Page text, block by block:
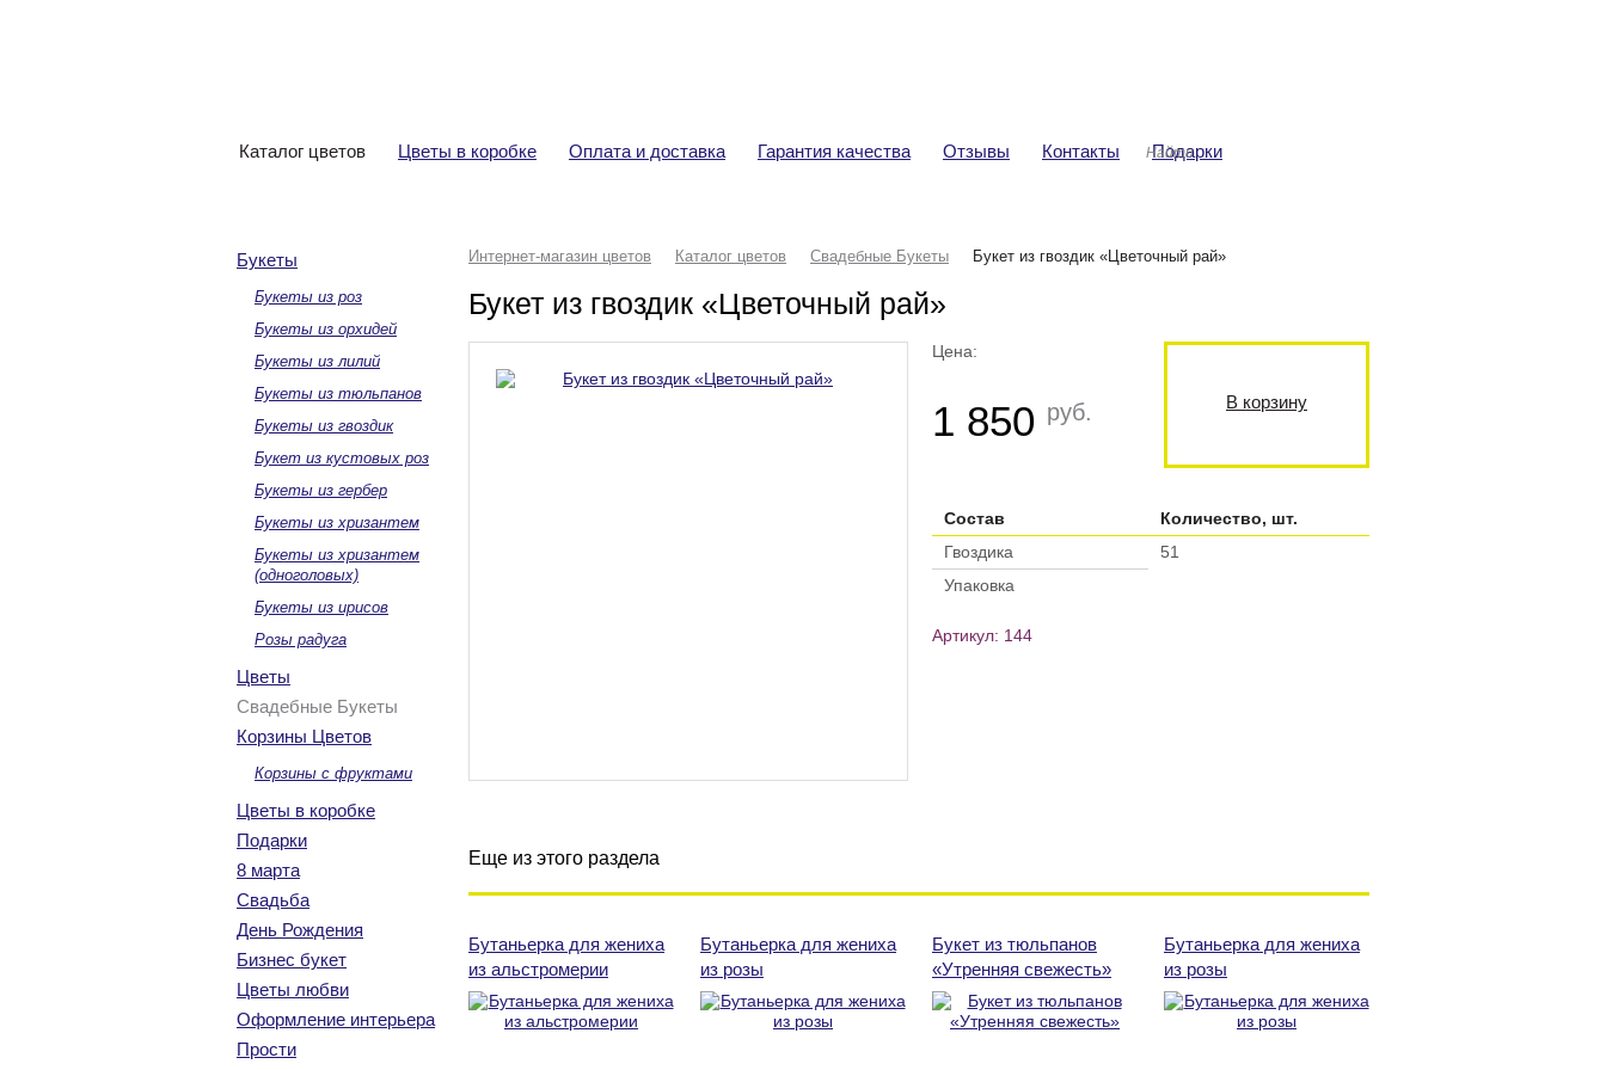
Букеты
Букеты из роз
Букеты из орхидей
Букеты из лилий
Букеты из тюльпанов
Букеты из гвоздик
Букет из кустовых роз
Букеты из гербер
Букеты из хризантем
Букеты из хризантем
(одноголовых)
Букеты из ирисов
Розы радуга
Цветы
Свадебные Букеты
Корзины Цветов
Корзины с фруктами
Цветы в коробке
Подарки
8 марта
Свадьба
День Рождения
Бизнес букет
Цветы любви
Оформление интерьера
Прости
Интернет-магазин цветов Каталог цветов Свадебные Букеты Букет из гвоздик «Цветочный рай»
Букет из гвоздик «Цветочный рай»
Цена:
1 850 руб. В корзину
Состав
Количество, шт.
Гвоздика
51
Упаковка
Артикул: 144
Еще из этого раздела
Бутаньерка для жениха
из альстромерии
Бутаньерка для жениха
из розы
Букет из тюльпанов
«Утренняя свежесть»
Бутаньерка для жениха
из розы
Каталог цветов Цветы в коробке Оплата и доставка Гарантия качества Отзывы Контакты Подарки